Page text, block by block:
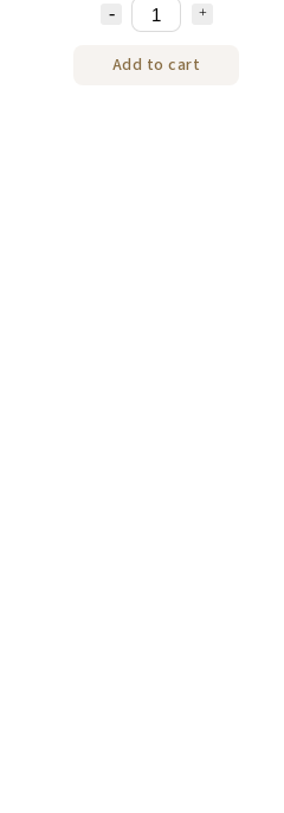
Add to cart